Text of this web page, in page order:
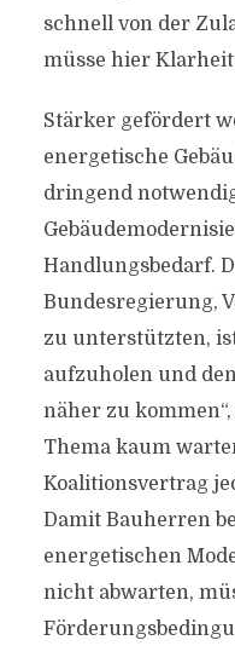
schnell von der
müsse hier
Stärker gefördert
energetische
dringend
Handlungsbedarf.
Bundesregierung,
zu unterstützten,
aufzuholen und
näher zu
Thema kaum
Koalitionsvertrag
Damit Bauherren
energetischen
nicht abwarten,